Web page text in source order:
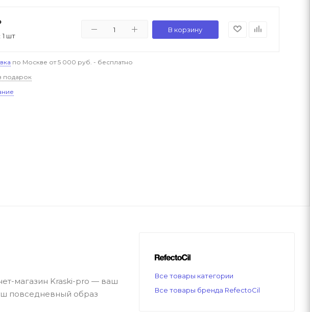
1 шт
В корзину
по Москве от 5 000 руб. - бесплатно
подарок
магазин Kraski-pro — ваш
повседневный образ
Все товары категории
Все товары бренда RefectoCil